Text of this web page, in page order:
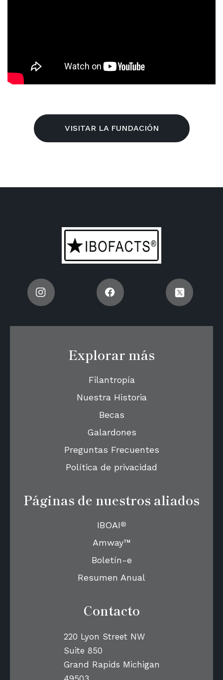
VISITAR LA FUNDACIÓN
Explorar más
Filantropía
Nuestra Historia
Becas
Galardones
Preguntas Frecuentes
Política de privacidad
Páginas de nuestros aliados
IBOAI®
Amway™
Boletín-e
Resumen Anual
Contacto
220 Lyon Street NW
Suite 850
Grand Rapids Michigan